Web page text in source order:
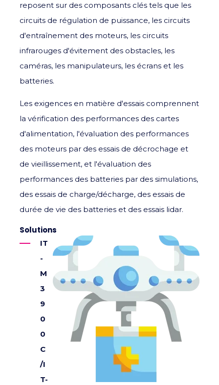
reposent sur des composants clés tels que les
circuits de régulation de puissance, les circuits
d'entraînement des moteurs, les circuits
infrarouges d'évitement des obstacles, les
caméras, les manipulateurs, les écrans et les
batteries.
Les exigences en matière d'essais comprennent
la vérification des performances des cartes
d'alimentation, l'évaluation des performances
des moteurs par des essais de décrochage et
de vieillissement, et l'évaluation des
performances des batteries par des simulations,
des essais de charge/décharge, des essais de
durée de vie des batteries et des essais lidar.
Solutions
IT
-
M
3
9
0
0
C
/I
T-